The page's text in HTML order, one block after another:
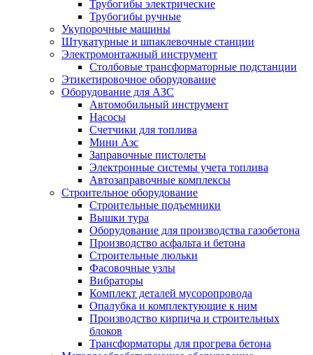
Трубогибы электрические
Трубогибы ручные
Укупорочные машины
Штукатурные и шпаклевочные станции
Электромонтажный инструмент
Столбовые трансформаторные подстанции
Этикетировочное оборудование
Оборудование для АЗС
Автомобильный инструмент
Насосы
Счетчики для топлива
Мини Азс
Заправочные пистолеты
Электронные системы учета топлива
Автозаправочные комплексы
Строительное оборудование
Cтроительные подъемники
Вышки тура
Оборудование для производства газобетона
Производство асфальта и бетона
Строительные люльки
Фасовочные узлы
Вибраторы
Комплект деталей мусоропровода
Опалубка и комплектующие к ним
Производство кирпича и строительных
блоков
Трансформаторы для прогрева бетона